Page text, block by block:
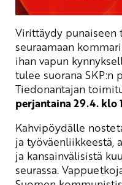
Virittäydy punaiseen
seuraamaan
ihan vapun
tulee suorana
Tiedonantajan
perjantaina 29.4. klo
Kahvipöydälle
ja työväenliikkeestä,
ja kansainvälisistä
seurassa.